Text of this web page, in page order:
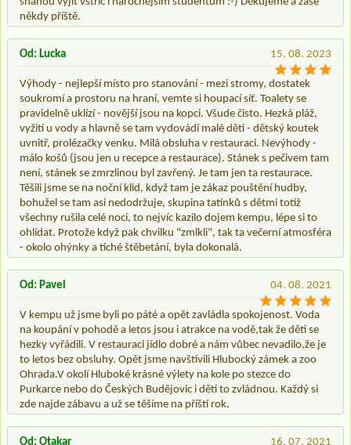
někdy příště.
15. 08. 2023
Od: Lucka
Výhody - nejlepší místo pro stanování - mezi stromy, dostatek
soukromí a prostoru na hraní, vemte si houpací síť. Toalety se
pravidelně uklízí - novější jsou na kopci. Všude čisto. Hezká pláž,
vyžití u vody a hlavně se tam vydovádí malé děti - dětský koutek
uvnitř, prolézačky venku. Milá obsluha v restauraci. Nevýhody -
málo košů (jsou jen u recepce a restaurace). Stánek s pečivem tam
není, stánek se zmrzlinou byl zavřený. Je tam jen ta restaurace.
Těšili jsme se na noční klid, když tam je zákaz pouštění hudby,
bohužel se tam asi nedodržuje, skupina tatínků s dětmi totiž
všechny rušila celé noci, to nejvíc kazilo dojem kempu, lépe si to
ohlídat. Protože když pak chvilku "zmlkli", tak ta večerní atmosféra
- okolo ohýnky a tiché štěbetání, byla dokonalá.
04. 08. 2021
Od: Pavel
V kempu už jsme byli po páté a opět zavládla spokojenost. Voda
na koupání v pohodě a letos jsou i atrakce na vodě,tak že děti se
hezky vyřádili. V restauraci jídlo dobré a nám vůbec nevadilo,že je
to letos bez obsluhy. Opět jsme navštívili Hlubocký zámek a zoo
Ohrada.V okolí Hluboké krásné výlety na kole po stezce do
Purkarce nebo do Českých Budějovic i děti to zvládnou. Každý si
zde najde zábavu a už se těšíme na příští rok.
16. 07. 2021
Od: Otakar